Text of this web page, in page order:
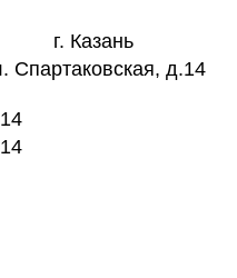
г. Казань
Спартаковская, д.14